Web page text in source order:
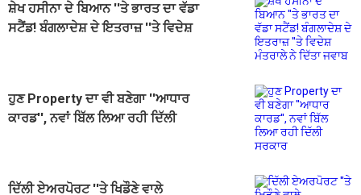
ਸ਼ੇਖ ਹਸੀਨਾ ਦੇ ਬਿਆਨ ''ਤੇ ਭਾਰਤ ਦਾ ਵੱਡਾ
ਸਟੈਂਡ! ਬੰਗਲਾਦੇਸ਼ ਦੇ ਇਤਰਾਜ਼ ''ਤੇ ਵਿਦੇਸ਼
ਹੁਣ Property ਦਾ ਵੀ ਬਣੇਗਾ ''ਆਧਾਰ
ਕਾਰਡ'', ਨਵਾਂ ਬਿੱਲ ਲਿਆ ਰਹੀ ਦਿੱਲੀ
ਦਿੱਲੀ ਏਅਰਪੋਰਟ ''ਤੇ ਖਿਡੌਣੇ ਵਾਲੇ